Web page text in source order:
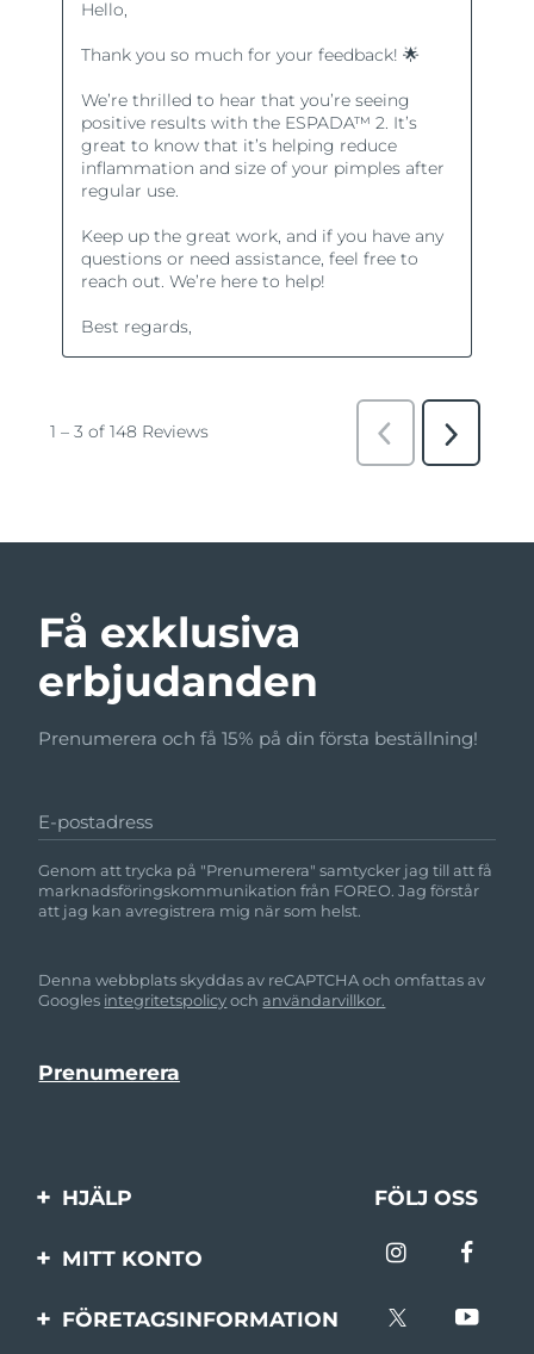
Få exklusiva
erbjudanden
Prenumerera och få 15% på din första beställning!
E-postadress
Genom att trycka på "Prenumerera" samtycker jag till att få
marknadsföringskommunikation från FOREO. Jag förstår
att jag kan avregistrera mig när som helst.
Denna webbplats skyddas av reCAPTCHA och omfattas av
Googles integritetspolicyochanvändarvillkor.
HJÄLP
Kontakta oss
FÖLJ OSS
MITT KONTO
Produktregistrering
FÖRETAGSINFORMATION